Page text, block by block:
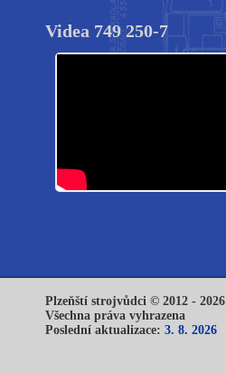
Videa 749 250-7
Plzeňští strojvůdci © 2012 - 2026
Všechna práva vyhrazena
Poslední aktualizace: 3. 8. 2026